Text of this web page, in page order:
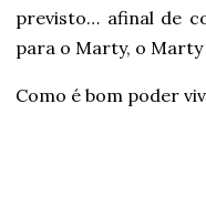
previsto… afinal de
para o Marty, o
Como é bom poder